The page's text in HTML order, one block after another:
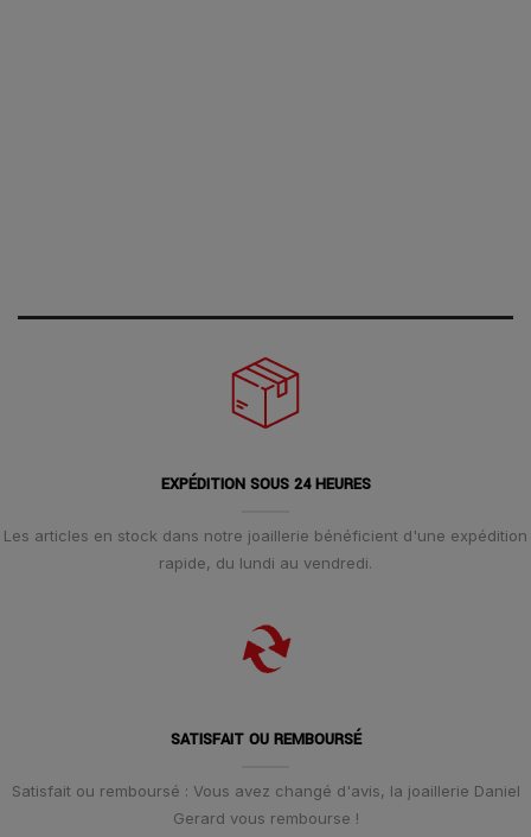
EXPÉDITION SOUS 24 HEURES
Les articles en stock dans notre joaillerie bénéficient d'une expédition
rapide, du lundi au vendredi.
SATISFAIT OU REMBOURSÉ
Satisfait ou remboursé : Vous avez changé d'avis, la joaillerie Daniel
Gerard vous rembourse !